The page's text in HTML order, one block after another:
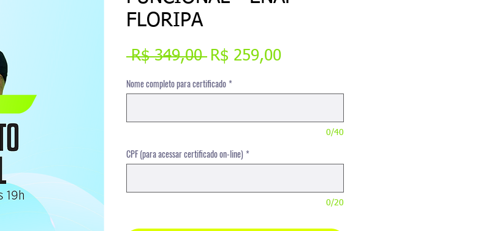
FLORIPA
R$ 349,00 Preço
R$ 259,00Preço
Nome completo para certificado *
0/40
CPF (para acessar certificado on-line) *
0/20